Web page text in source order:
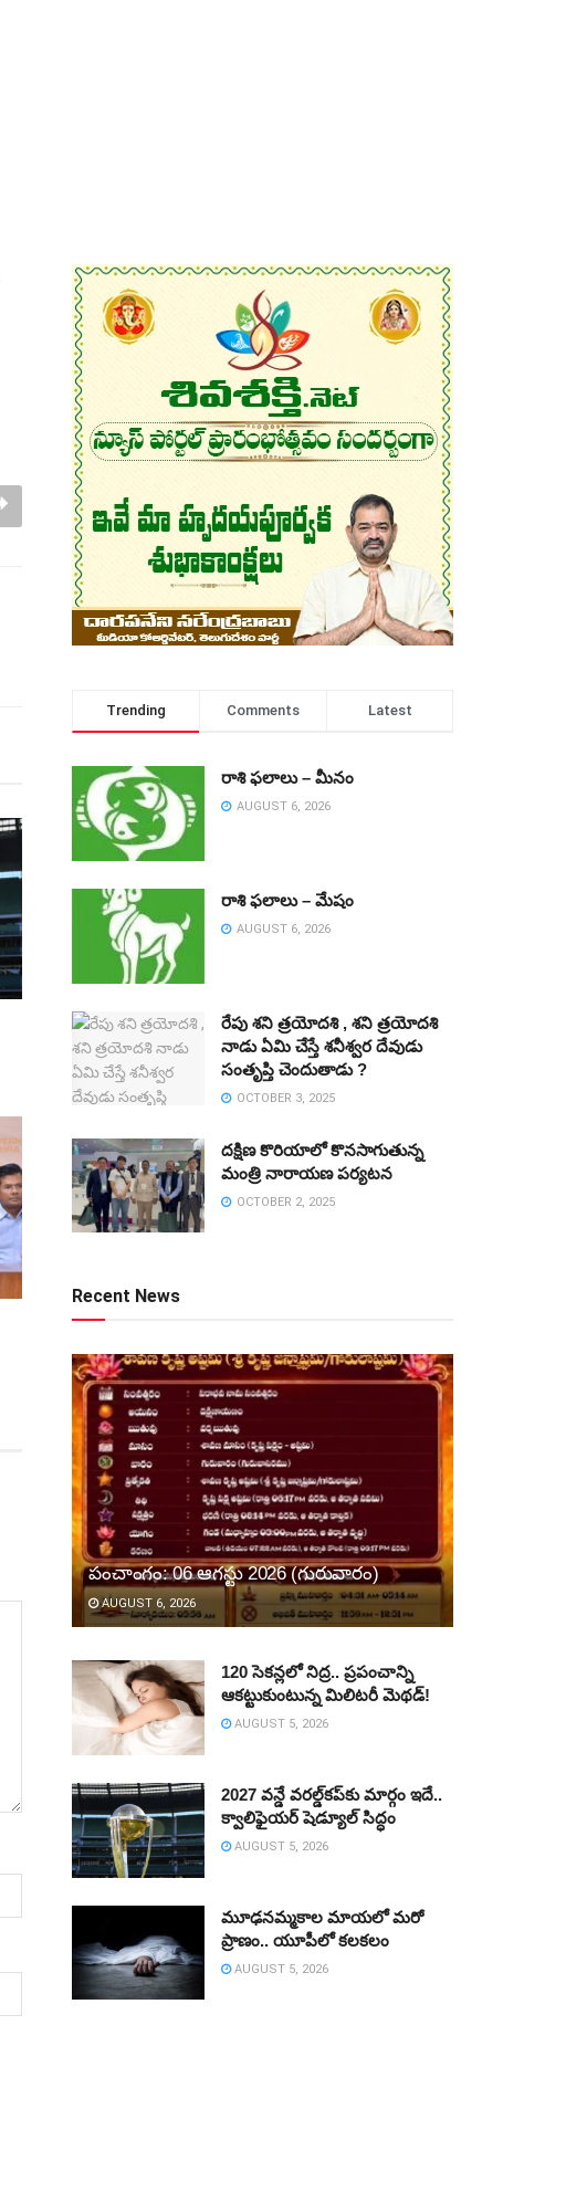
Trending Comments Latest
రాశి ఫలాలు – మీనం
AUGUST 6, 2026
రాశి ఫలాలు – మేషం
AUGUST 6, 2026
రేపు శని త్రయోదశి , శని త్రయోదశి
నాడు ఏమి చేస్తే శనీశ్వర దేవుడు
సంతృప్తి చెందుతాడు ?
OCTOBER 3, 2025
దక్షిణ కొరియాలో కొనసాగుతున్న
మంత్రి నారాయణ పర్యటన
OCTOBER 2, 2025
Recent News
పంచాంగం: 06 ఆగస్టు 2026 (గురువారం)
AUGUST 6, 2026
120 సెకన్లలో నిద్ర.. ప్రపంచాన్ని
ఆకట్టుకుంటున్న మిలిటరీ మెథడ్!
AUGUST 5, 2026
2027 వన్డే వరల్డ్‌కప్‌కు మార్గం ఇదే..
క్వాలిఫైయర్ షెడ్యూల్ సిద్ధం
AUGUST 5, 2026
మూఢనమ్మకాల మాయలో మరో
ప్రాణం.. యూపీలో కలకలం
AUGUST 5, 2026